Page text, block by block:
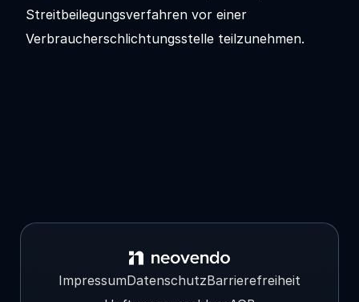
Streitbeilegungsverfahren vor einer
Verbraucherschlichtungsstelle teilzunehmen.
ImpressumDatenschutzBarrierefreiheit